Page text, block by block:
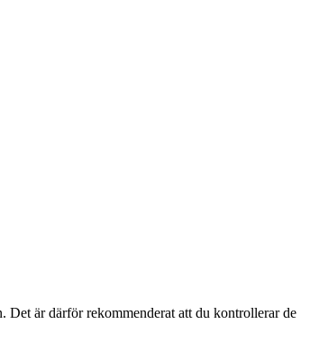
Det är därför rekommenderat att du kontrollerar de